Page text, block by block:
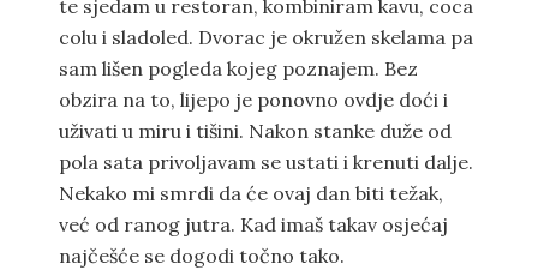
te sjedam u restoran, kombiniram kavu, coca
colu i sladoled. Dvorac je okružen skelama pa
sam lišen pogleda kojeg poznajem. Bez
obzira na to, lijepo je ponovno ovdje doći i
uživati u miru i tišini. Nakon stanke duže od
pola sata privoljavam se ustati i krenuti dalje.
Nekako mi smrdi da će ovaj dan biti težak,
već od ranog jutra. Kad imaš takav osjećaj
najčešće se dogodi točno tako.